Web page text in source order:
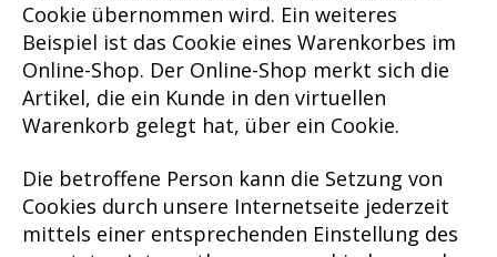
Cookie übernommen wird. Ein weiteres
Beispiel ist das Cookie eines Warenkorbes im
Online-Shop. Der Online-Shop merkt sich die
Artikel, die ein Kunde in den virtuellen
Warenkorb gelegt hat, über ein Cookie.
Die betroffene Person kann die Setzung von
Cookies durch unsere Internetseite jederzeit
mittels einer entsprechenden Einstellung des